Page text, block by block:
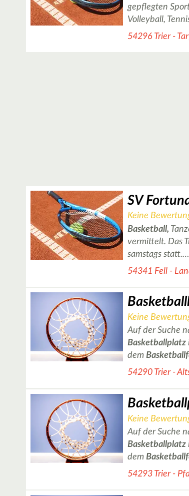
gepflegten
Volleyball,
54296 Trier -
SV
Keine
Basketball,
vermittelt. Das
samstags statt.…
54341 Fell -
Keine
Auf der Suche
Basketballplatz
dem
54290 Trier -
Keine
Auf der Suche
Basketballplatz
dem
54293 Trier -